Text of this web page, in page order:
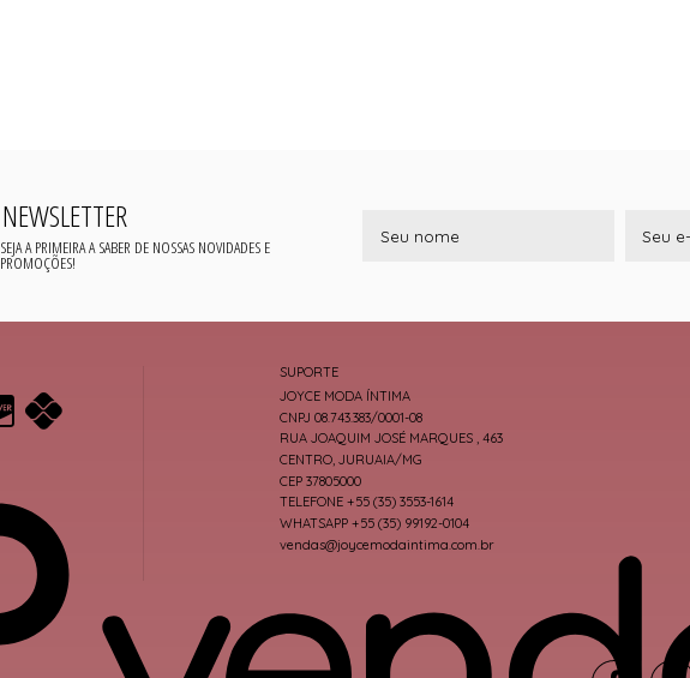
NEWSLETTER
SEJA A PRIMEIRA A SABER DE NOSSAS NOVIDADES E
PROMOÇÕES!
SUPORTE
JOYCE MODA ÍNTIMA
CNPJ 08.743.383/0001-08
RUA JOAQUIM JOSÉ MARQUES , 463
CENTRO, JURUAIA/MG
CEP 37805000
TELEFONE +55 (35) 3553-1614
WHATSAPP +55 (35) 99192-0104
vendas@joycemodaintima.com.br